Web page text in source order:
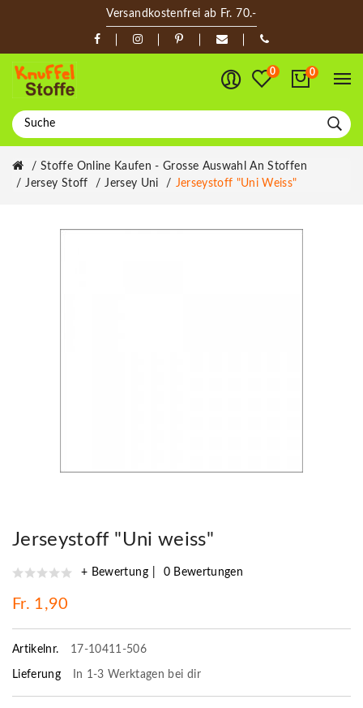
Versandkostenfrei ab Fr. 70.-
0 0
Stoffe Online Kaufen - Grosse Auswahl An Stoffen
Jersey Stoff
Jersey Uni Jerseystoff "Uni Weiss"
Jerseystoff "Uni weiss"
+ Bewertung 0 Bewertungen
Fr. 1,90
Artikelnr. 17-10411-506
Lieferung In 1-3 Werktagen bei dir